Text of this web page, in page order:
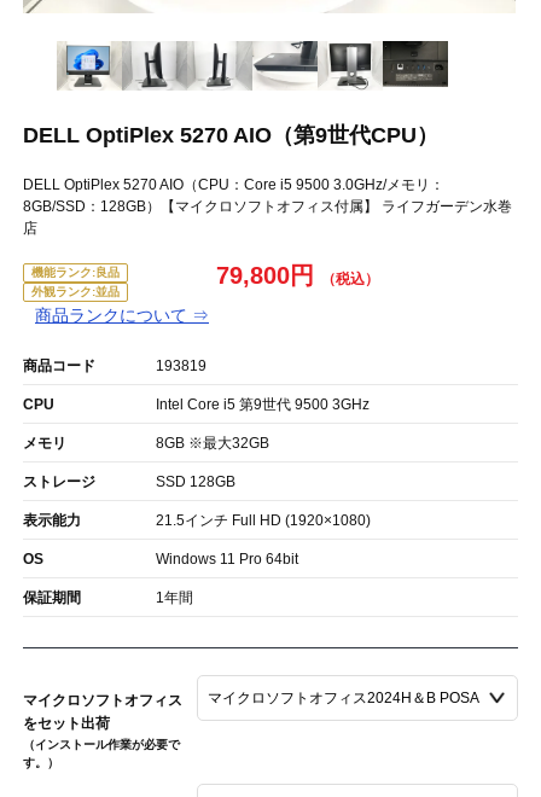
DELL OptiPlex 5270 AIO（第9世代CPU）
DELL OptiPlex 5270 AIO（CPU：Core i5 9500 3.0GHz/メモリ：
8GB/SSD：128GB）【マイクロソフトオフィス付属】 ライフガーデン水巻
店
機能ランク:良品
外観ランク:並品
商品ランクについて ⇒
79,800円
商品コード 193819
CPU Intel Core i5 第9世代 9500 3GHz
メモリ 8GB ※最大32GB
ストレージ SSD 128GB
表示能力 21.5インチ Full HD (1920×1080)
OS Windows 11 Pro 64bit
保証期間 1年間
マイクロソフトオフィス
をセット出荷
（インストール作業が必要で
す。）